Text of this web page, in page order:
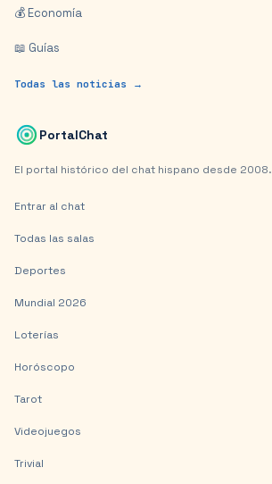
💰 Economía
📖 Guías
Todas las noticias →
PortalChat
El portal histórico del chat hispano desde 2008.
Entrar al chat
Todas las salas
Deportes
Mundial 2026
Loterías
Horóscopo
Tarot
Videojuegos
Trivial